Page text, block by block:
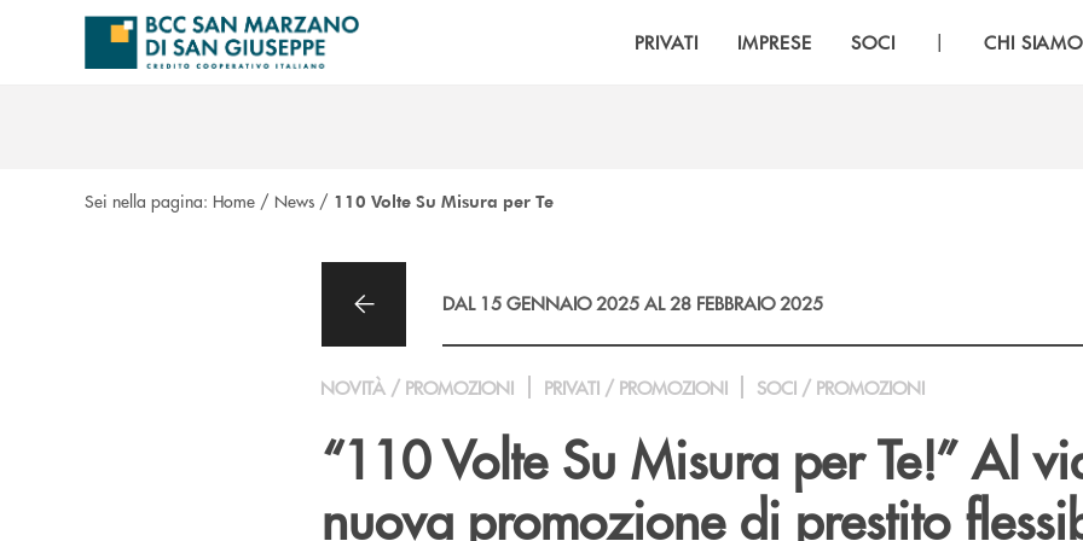
Salta al contenuto principale
PRIVATI IMPRESE SOCI | CHI SIAMO
Sei nella pagina: Home / News / 110 Volte Su Misura per Te
DAL 15 GENNAIO 2025 AL 28 FEBBRAIO 2025
NOVITÀ / PROMOZIONI PRIVATI / PROMOZIONI SOCI / PROMOZIONI
“110 Volte Su Misura per Te!” Al
nuova promozione di prestito